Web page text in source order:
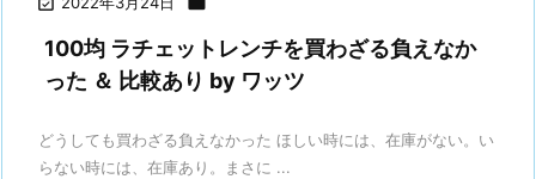
100均 ラチェットレンチを買わざる負えなか
った ＆ 比較あり by ワッツ
どうしても買わざる負えなかった ほしい時には、在庫がない。い
らない時には、在庫あり。まさに ...